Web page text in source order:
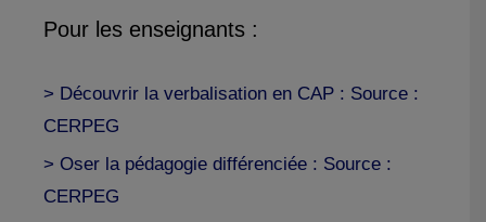
Pour les enseignants :
> Découvrir la verbalisation en CAP : Source :
CERPEG
> Oser la pédagogie différenciée : Source :
CERPEG